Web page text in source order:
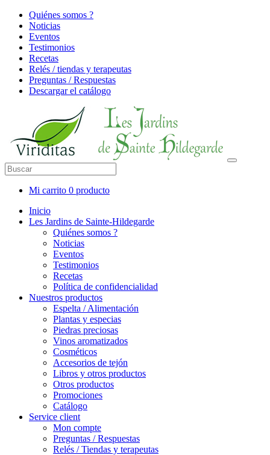
Quiénes somos ?
Noticias
Eventos
Testimonios
Recetas
Relés / tiendas y terapeutas
Preguntas / Respuestas
Descargar el catálogo
Mi carrito 0 producto
Inicio
Les Jardins de Sainte-Hildegarde
Quiénes somos ?
Noticias
Eventos
Testimonios
Recetas
Política de confidencialidad
Nuestros productos
Espelta / Alimentación
Plantas y especias
Piedras preciosas
Vinos aromatizados
Cosméticos
Accesorios de tejón
Libros y otros productos
Otros productos
Promociones
Catálogo
Service client
Mon compte
Preguntas / Respuestas
Relés / Tiendas y terapeutas